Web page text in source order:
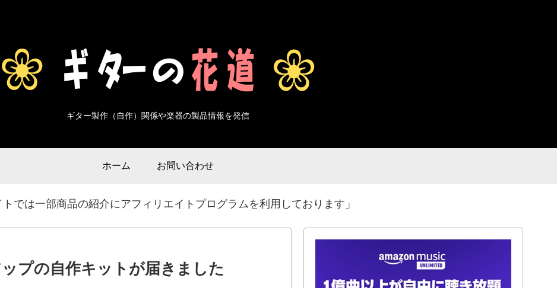
ギター製作（自作）関係や楽器の製品情報を発信
ホーム お問い合わせ
トでは一部商品の紹介にアフィリエイトプログラムを利用しております」
プの自作キットが届きました